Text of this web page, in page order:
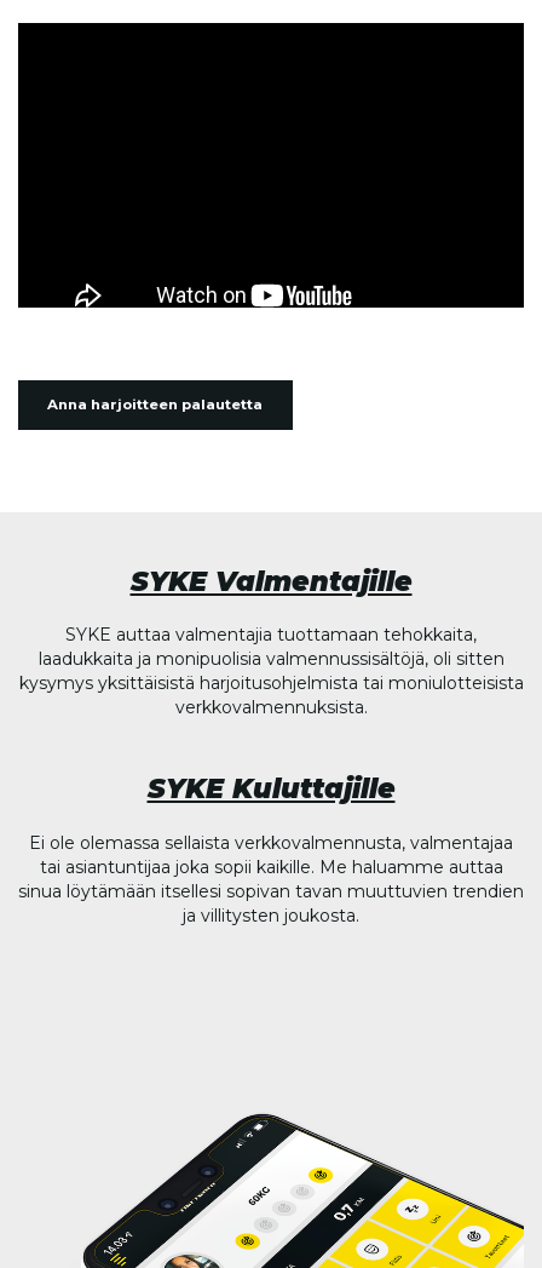
Anna harjoitteen palautetta
SYKE Valmentajille
SYKE auttaa valmentajia tuottamaan tehokkaita,
laadukkaita ja monipuolisia valmennussisältöjä, oli sitten
kysymys yksittäisistä harjoitusohjelmista tai moniulotteisista
verkkovalmennuksista.
SYKE Kuluttajille
Ei ole olemassa sellaista verkkovalmennusta, valmentajaa
tai asiantuntijaa joka sopii kaikille. Me haluamme auttaa
sinua löytämään itsellesi sopivan tavan muuttuvien trendien
ja villitysten joukosta.